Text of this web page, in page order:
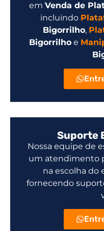
em Venda de
incluindo
Bigorrilho,
Bigorrilhoe
Suporte
Nossa equipe de
um atendimento
na escolha do
fornecendo